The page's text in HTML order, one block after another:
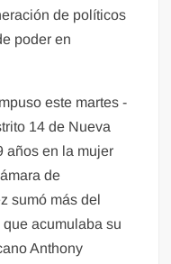
de políticos
poder en
este martes -
14 de Nueva
años en la mujer
de
sumó más del
acumulaba su
Anthony